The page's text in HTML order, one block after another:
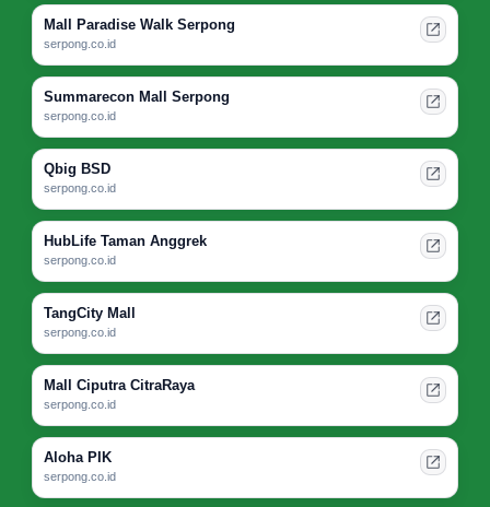
Mall Paradise Walk Serpong
serpong.co.id
Summarecon Mall Serpong
serpong.co.id
Qbig BSD
serpong.co.id
HubLife Taman Anggrek
serpong.co.id
TangCity Mall
serpong.co.id
Mall Ciputra CitraRaya
serpong.co.id
Aloha PIK
serpong.co.id